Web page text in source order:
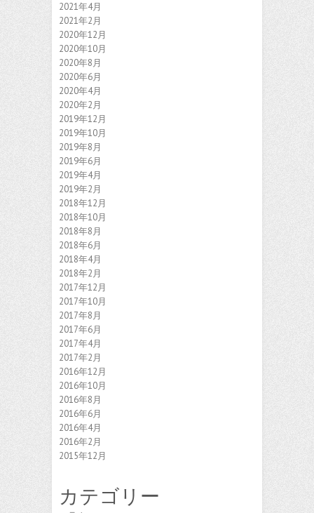
2021年4月
2021年2月
2020年12月
2020年10月
2020年8月
2020年6月
2020年4月
2020年2月
2019年12月
2019年10月
2019年8月
2019年6月
2019年4月
2019年2月
2018年12月
2018年10月
2018年8月
2018年6月
2018年4月
2018年2月
2017年12月
2017年10月
2017年8月
2017年6月
2017年4月
2017年2月
2016年12月
2016年10月
2016年8月
2016年6月
2016年4月
2016年2月
2015年12月
カテゴリー